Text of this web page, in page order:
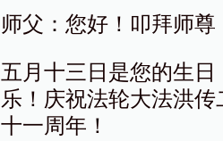
师父：您好！叩拜师尊
五月十三日是您的生
乐！庆祝法轮大法洪
十一周年！